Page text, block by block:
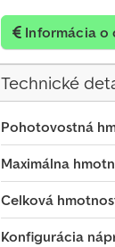
Informácia o
Technické
Pohotovostná
Maximálna
Celková
Konfigurácia